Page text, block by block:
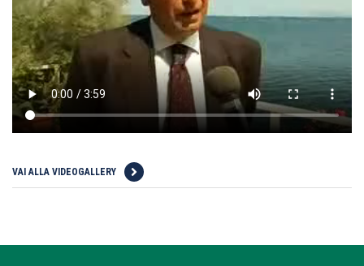
VAI ALLA VIDEOGALLERY